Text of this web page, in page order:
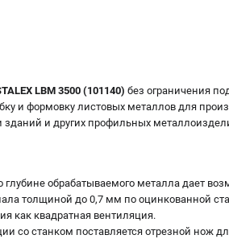
LBM 3500 (101140) без ограничения
и формовку листовых металлов для
зданий и других профильных
глубине обрабатываемого металла дает
толщиной до 0,7 мм по оцинкованной
как квадратная вентиляция.
со cтанком поставляется отрезной нож